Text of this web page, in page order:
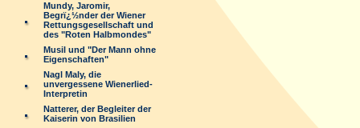
Mundy, Jaromir,
Begrï¿½nder der Wiener
Rettungsgesellschaft und
des "Roten Halbmondes"
Musil und "Der Mann ohne
Eigenschaften"
Nagl Maly, die
unvergessene Wienerlied-
Interpretin
Natterer, der Begleiter der
Kaiserin von Brasilien